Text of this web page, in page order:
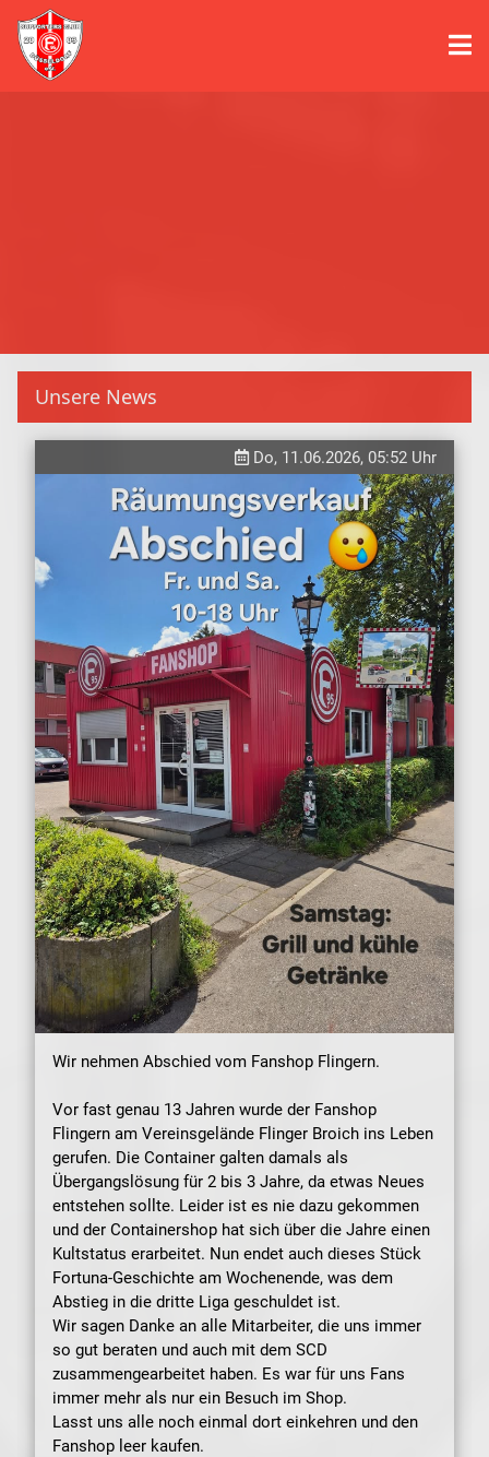
Unsere News
Do, 11.06.2026, 05:52 Uhr
Wir nehmen Abschied vom Fanshop Flingern.
Vor fast genau 13 Jahren wurde der Fanshop
Flingern am Vereinsgelände Flinger Broich ins Leben
gerufen. Die Container galten damals als
Übergangslösung für 2 bis 3 Jahre, da etwas Neues
entstehen sollte. Leider ist es nie dazu gekommen
und der Containershop hat sich über die Jahre einen
Kultstatus erarbeitet. Nun endet auch dieses Stück
Fortuna-Geschichte am Wochenende, was dem
Abstieg in die dritte Liga geschuldet ist.
Wir sagen Danke an alle Mitarbeiter, die uns immer
so gut beraten und auch mit dem SCD
zusammengearbeitet haben. Es war für uns Fans
immer mehr als nur ein Besuch im Shop.
Lasst uns alle noch einmal dort einkehren und den
Fanshop leer kaufen.